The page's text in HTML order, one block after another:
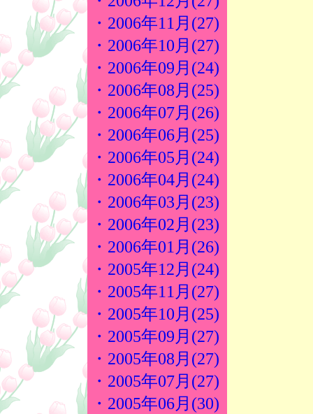
・2006年11月(27)
・2006年10月(27)
・2006年09月(24)
・2006年08月(25)
・2006年07月(26)
・2006年06月(25)
・2006年05月(24)
・2006年04月(24)
・2006年03月(23)
・2006年02月(23)
・2006年01月(26)
・2005年12月(24)
・2005年11月(27)
・2005年10月(25)
・2005年09月(27)
・2005年08月(27)
・2005年07月(27)
・2005年06月(30)